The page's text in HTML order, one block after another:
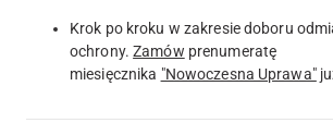
Krok po kroku w zakresie doboru
ochrony.Zamów prenumeratę
miesięcznika "Nowoczesna Uprawa"